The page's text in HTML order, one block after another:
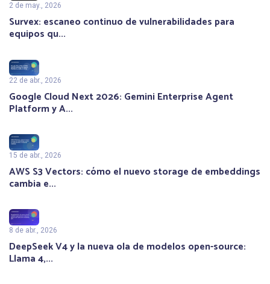
2 de may., 2026
Survex: escaneo continuo de vulnerabilidades para
equipos qu...
22 de abr., 2026
Google Cloud Next 2026: Gemini Enterprise Agent
Platform y A...
15 de abr., 2026
AWS S3 Vectors: cómo el nuevo storage de embeddings
cambia e...
8 de abr., 2026
DeepSeek V4 y la nueva ola de modelos open-source:
Llama 4,...